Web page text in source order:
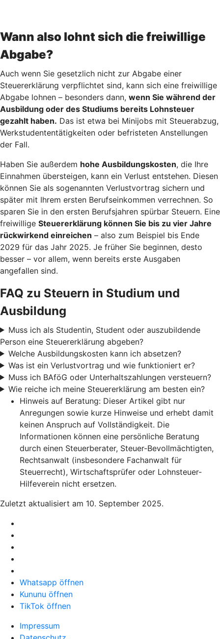
Wann also lohnt sich die freiwillige
Abgabe?
Auch wenn Sie gesetzlich nicht zur Abgabe einer
Steuererklärung verpflichtet sind, kann sich eine freiwillige
Abgabe lohnen – besonders dann, wenn Sie während der
Ausbildung oder des Studiums bereits Lohnsteuer
gezahlt haben. Das ist etwa bei Minijobs mit Steuerabzug,
Werkstudententätigkeiten oder befristeten Anstellungen
der Fall.
Haben Sie außerdem hohe Ausbildungskosten, die Ihre
Einnahmen übersteigen, kann ein Verlust entstehen. Diesen
können Sie als sogenannten Verlustvortrag sichern und
später mit Ihrem ersten Berufseinkommen verrechnen. So
sparen Sie in den ersten Berufsjahren spürbar Steuern. Eine
freiwillige Steuererklärung können Sie bis zu vier Jahre
rückwirkend einreichen – also zum Beispiel bis Ende
2029 für das Jahr 2025. Je früher Sie beginnen, desto
besser – vor allem, wenn bereits erste Ausgaben
angefallen sind.
FAQ zu Steuern in Studium und
Ausbildung
Muss ich als Studentin, Student oder auszubildende
Person eine Steuererklärung abgeben?
Welche Ausbildungskosten kann ich absetzen?
Was ist ein Verlustvortrag und wie funktioniert er?
Muss ich BAföG oder Unterhaltszahlungen versteuern?
Wie reiche ich meine Steuererklärung am besten ein?
Hinweis auf Beratung: Dieser Artikel gibt nur
Anregungen sowie kurze Hinweise und erhebt damit
keinen Anspruch auf Vollständigkeit. Die
Informationen können eine persönliche Beratung
durch einen Steuerberater, Steuer-Bevollmächtigten,
Rechtsanwalt (insbesondere Fachanwalt für
Steuerrecht), Wirtschaftsprüfer oder Lohnsteuer-
Hilfeverein nicht ersetzen.
Zuletzt aktualisiert am 10. September 2025.
Whatsapp öffnen
Kununu öffnen
TikTok öffnen
Impressum